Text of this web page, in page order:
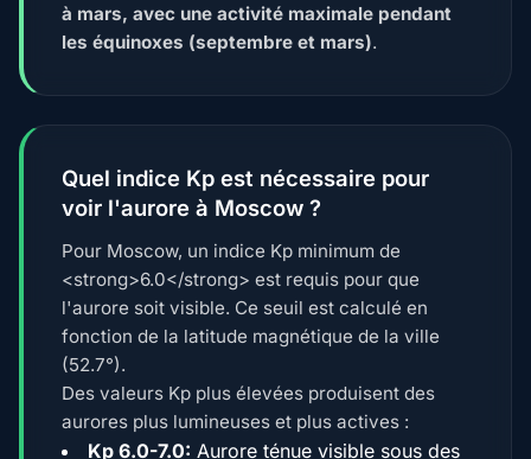
à mars, avec une activité maximale pendant
les équinoxes (septembre et mars).
Quel indice Kp est nécessaire pour
voir l'aurore à Moscow ?
Pour Moscow, un indice Kp minimum de
<strong>6.0</strong> est requis pour que
l'aurore soit visible. Ce seuil est calculé en
fonction de la latitude magnétique de la ville
(52.7°).
Des valeurs Kp plus élevées produisent des
aurores plus lumineuses et plus actives :
Kp 6.0-7.0: Aurore ténue visible sous des